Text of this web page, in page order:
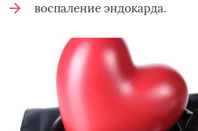
воспаление эндокарда.